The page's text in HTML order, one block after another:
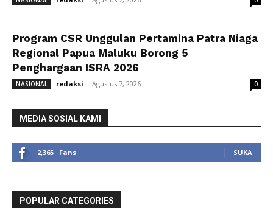
Program CSR Unggulan Pertamina Patra Niaga
Regional Papua Maluku Borong 5
Penghargaan ISRA 2026
NASIONAL redaksi - Agustus 7, 2026 0
MEDIA SOSIAL KAMI
2,365 Fans SUKA
POPULAR CATEGORIES